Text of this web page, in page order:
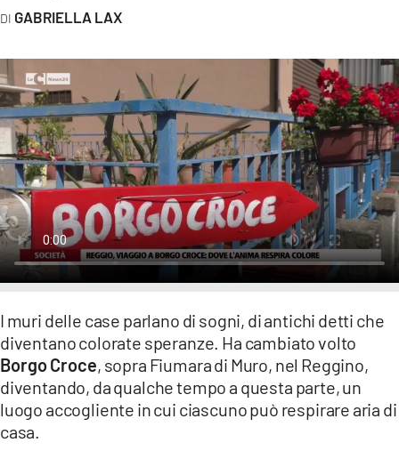
Network
LACPLAY.IT
LACTV.IT
LACONAIR.IT
LACITYMAG.IT
ILREGGINO.IT
COSENZACHANNEL.IT
ILVIBONESE.IT
CATANZAROCHANNEL.IT
LACAPITALENEWS.IT
GABRIELLA LAX
I muri delle case parlano di sogni, di antichi detti che
diventano colorate speranze. Ha cambiato volto
Borgo Croce, sopra Fiumara di Muro, nel Reggino,
diventando, da qualche tempo a questa parte, un
luogo accogliente in cui ciascuno può respirare aria di
casa.